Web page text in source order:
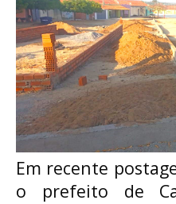
Em recente
o prefeito de